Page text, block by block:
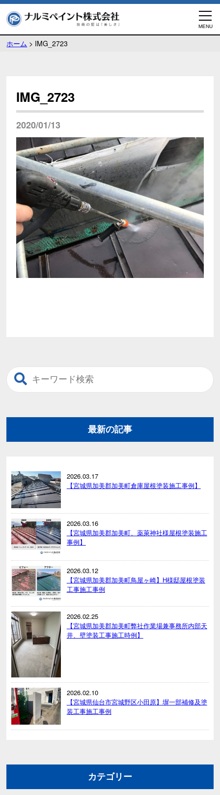
ホーム > IMG_2723
IMG_2723
2020/01/13
最新の記事
2026.03.17
【宮城県加美郡加美町倉庫屋根塗装施工事例】
2026.03.16
【宮城県加美郡加美町、薬萊神社様屋根塗装施工
事例】
2026.03.12
【宮城県加美郡加美町鳥屋ヶ崎】H様邸屋根塗装
工事施工事例
2026.02.25
【宮城県加美郡加美町弊社作業場兼事務所内部天
井、壁塗装工事施工時例】
2026.02.10
【宮城県仙台市宮城野区小田原】塀一部補修及塗
装工事施工事例
カテゴリー